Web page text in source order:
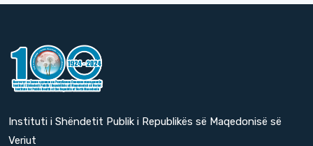
Instituti i Shëndetit Publik i Republikës së Maqedonisë së
Veriut